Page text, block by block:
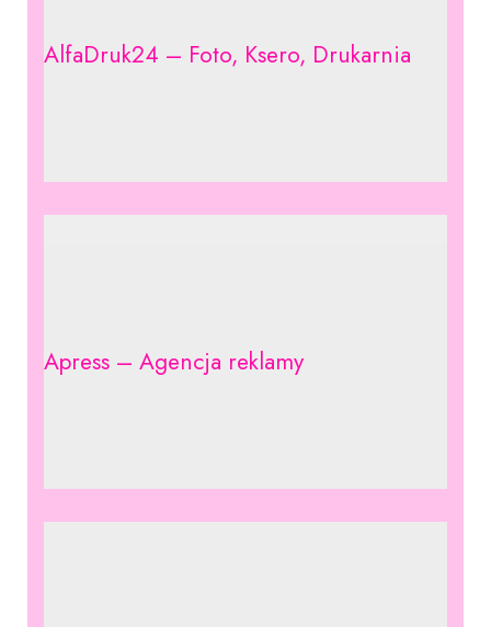
AlfaDruk24 – Foto, Ksero, Drukarnia
Apress – Agencja reklamy